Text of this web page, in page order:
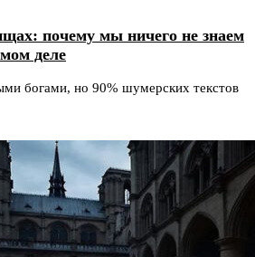
почему мы ничего не знаем
деле
богами, но 90% шумерских текстов